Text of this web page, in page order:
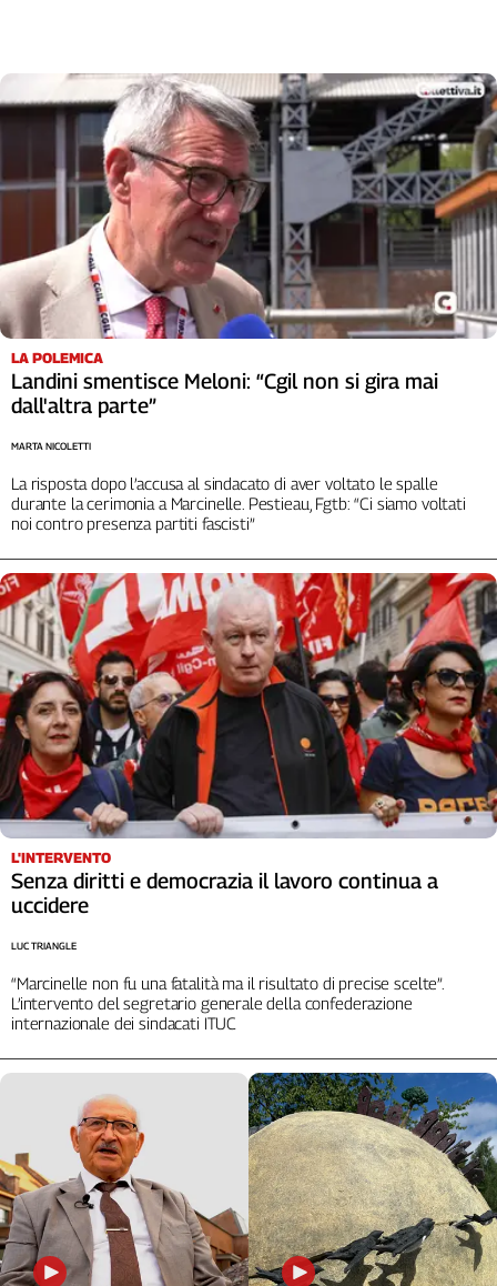
LA POLEMICA
Landini smentisce Meloni: “Cgil non si gira mai
dall'altra parte”
La risposta dopo l’accusa al sindacato di aver voltato le spalle
durante la cerimonia a Marcinelle. Pestieau, Fgtb: “Ci siamo voltati
noi contro presenza partiti fascisti”
MARTA NICOLETTI
L'INTERVENTO
Senza diritti e democrazia il lavoro continua a
uccidere
“Marcinelle non fu una fatalità ma il risultato di precise scelte”.
L’intervento del segretario generale della confederazione
internazionale dei sindacati ITUC
LUC TRIANGLE